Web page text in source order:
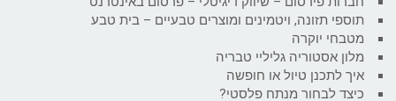
תוספי תזונה, ויטמינים ומוצרים טבעיים – בית טבע
מטבחי יוקרה
מלון אסטוריה גליליי טבריה
איך לתכנן טיול או חופשה
כיצד לבחור מנתח פלסטי?